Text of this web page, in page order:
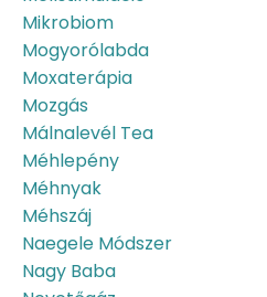
Mikrobiom
Mogyorólabda
Moxaterápia
Mozgás
Málnalevél Tea
Méhlepény
Méhnyak
Méhszáj
Naegele Módszer
Nagy Baba